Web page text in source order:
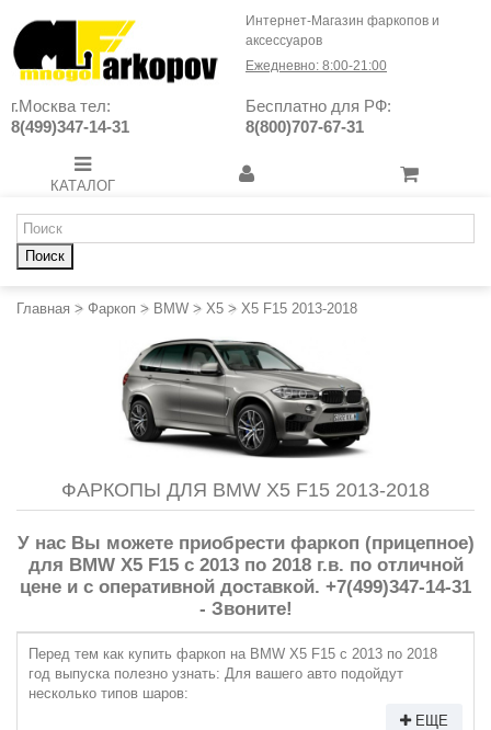
Интернет-Магазин фаркопов и
аксессуаров
Ежедневно: 8:00-21:00
г.Москва тел:
8(499)347-14-31
Бесплатно для РФ:
8(800)707-67-31
КАТАЛОГ
Поиск
Главная > Фаркоп > BMW > X5 > X5 F15 2013-2018
ФАРКОПЫ ДЛЯ BMW X5 F15 2013-2018
У нас Вы можете приобрести фаркоп (прицепное)
для BMW X5 F15 с 2013 по 2018 г.в. по отличной
цене и с оперативной доставкой. +7(499)347-14-31
- Звоните!
Перед тем как купить фаркоп на BMW X5 F15 с 2013 по 2018
год выпуска полезно узнать: Для вашего авто подойдут
несколько типов шаров:
ЕЩЕ